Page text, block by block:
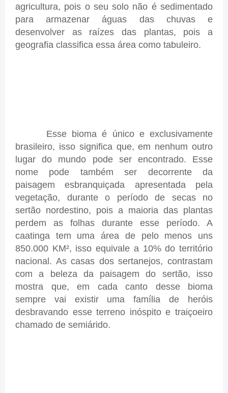
agricultura, pois o seu solo não é sedimentado
para armazenar águas das chuvas e
desenvolver as raízes das plantas, pois a
geografia classifica essa área como tabuleiro.
Esse bioma é único e exclusivamente
brasileiro, isso significa que, em nenhum outro
lugar do mundo pode ser encontrado. Esse
nome pode também ser decorrente da
paisagem esbranquiçada apresentada pela
vegetação, durante o período de secas no
sertão nordestino, pois a maioria das plantas
perdem as folhas durante esse período. A
caatinga tem uma área de pelo menos uns
850.000 KM², isso equivale a 10% do território
nacional. As casas dos sertanejos, contrastam
com a beleza da paisagem do sertão, isso
mostra que, em cada canto desse bioma
sempre vai existir uma família de heróis
desbravando esse terreno inóspito e traiçoeiro
chamado de semiárido.